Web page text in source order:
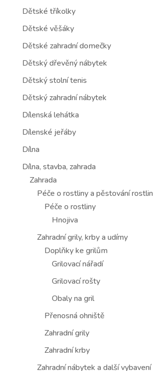
Dětské tříkolky
Dětské věšáky
Dětské zahradní domečky
Dětský dřevěný nábytek
Dětský stolní tenis
Dětský zahradní nábytek
Dílenská lehátka
Dílenské jeřáby
Dílna
Dílna, stavba, zahrada
Zahrada
Péče o rostliny a pěstování rostlin
Péče o rostliny
Hnojiva
Zahradní grily, krby a udírny
Doplňky ke grilům
Grilovací nářadí
Grilovací rošty
Obaly na gril
Přenosná ohniště
Zahradní grily
Zahradní krby
Zahradní nábytek a další vybavení